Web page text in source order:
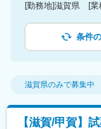
条件
滋賀県のみで募集中
【滋賀/甲賀】